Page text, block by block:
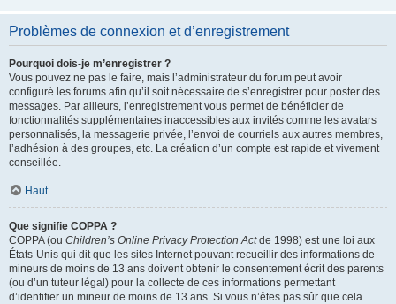
Problèmes de connexion et d’enregistrement
Pourquoi dois-je m’enregistrer ?
Vous pouvez ne pas le faire, mais l’administrateur du forum peut avoir
configuré les forums afin qu’il soit nécessaire de s’enregistrer pour poster des
messages. Par ailleurs, l’enregistrement vous permet de bénéficier de
fonctionnalités supplémentaires inaccessibles aux invités comme les avatars
personnalisés, la messagerie privée, l’envoi de courriels aux autres membres,
l’adhésion à des groupes, etc. La création d’un compte est rapide et vivement
conseillée.
Haut
Que signifie COPPA ?
COPPA (ou Children’s Online Privacy Protection Actde 1998) est une loi aux
États-Unis qui dit que les sites Internet pouvant recueillir des informations de
mineurs de moins de 13 ans doivent obtenir le consentement écrit des parents
(ou d’un tuteur légal) pour la collecte de ces informations permettant
d’identifier un mineur de moins de 13 ans. Si vous n’êtes pas sûr que cela